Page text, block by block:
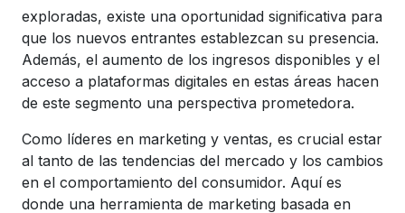
exploradas, existe una oportunidad significativa para
que los nuevos entrantes establezcan su presencia.
Además, el aumento de los ingresos disponibles y el
acceso a plataformas digitales en estas áreas hacen
de este segmento una perspectiva prometedora.
Como líderes en marketing y ventas, es crucial estar
al tanto de las tendencias del mercado y los cambios
en el comportamiento del consumidor. Aquí es
donde una herramienta de marketing basada en